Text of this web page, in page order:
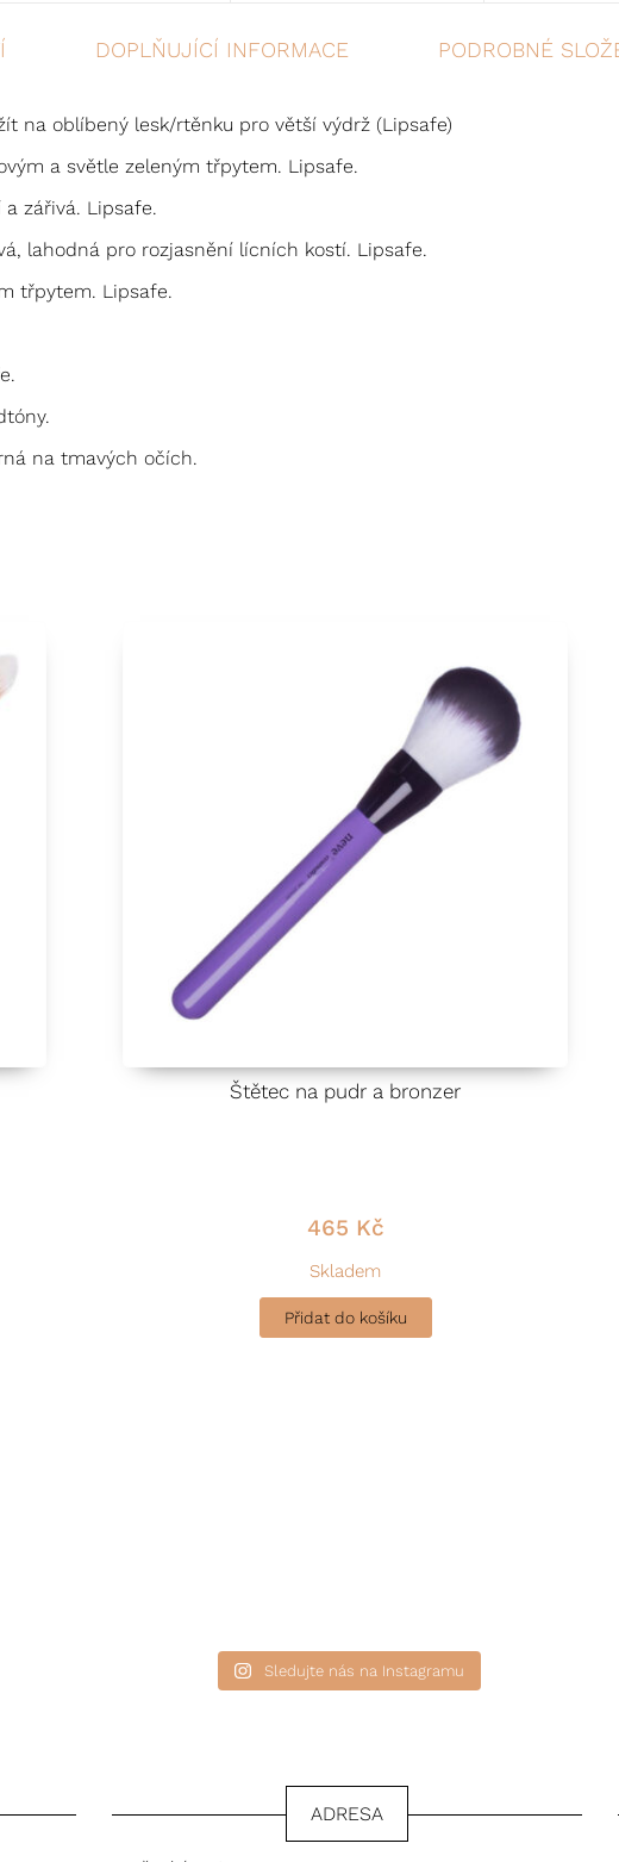
DOPLŇUJÍCÍ INFORMACE PODROBNÉ
na oblíbený lesk/rtěnku pro větší výdrž (Lipsafe)
a světle zeleným třpytem. Lipsafe.
zářivá. Lipsafe.
lahodná pro rozjasnění lícních kostí. Lipsafe.
třpytem. Lipsafe.
na tmavých očích.
Štětec na pudr a bronzer
465 Kč
Skladem
Přidat do košíku
Sledujte nás na Instagramu
ADRESA